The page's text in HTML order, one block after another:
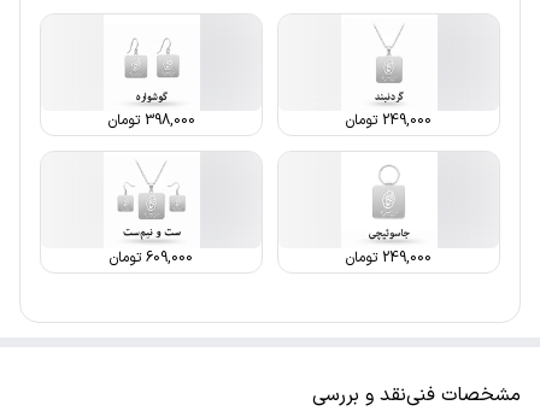
249,000 تومان 398,000 تومان
249,000 تومان 609,000تومان
مشخصات فنینقد و بررسی